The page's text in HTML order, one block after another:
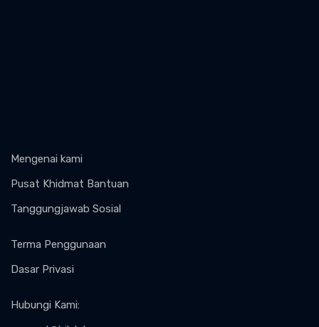
Mengenai kami
Pusat Khidmat Bantuan
Tanggungjawab Sosial
Terma Penggunaan
Dasar Privasi
Hubungi Kami: